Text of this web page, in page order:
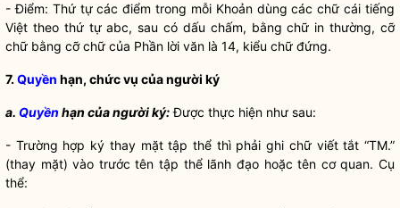
- Điểm: Thứ tự các điểm trong mỗi Khoản dùng các chữ cái tiếng
Việt theo thứ tự abc, sau có dấu chấm, bằng chữ in thường, cỡ
chữ bằng cỡ chữ của Phần lời văn là 14, kiểu chữ đứng.
7.Quyền hạn, chức vụ của người ký
a. Quyền hạn của người ký:Được thực hiện như sau:
- Trường hợp ký thay mặt tập thể thì phải ghi chữ viết tắt “TM.”
(thay mặt) vào trước tên tập thể lãnh đạo hoặc tên cơ quan. Cụ
thể: